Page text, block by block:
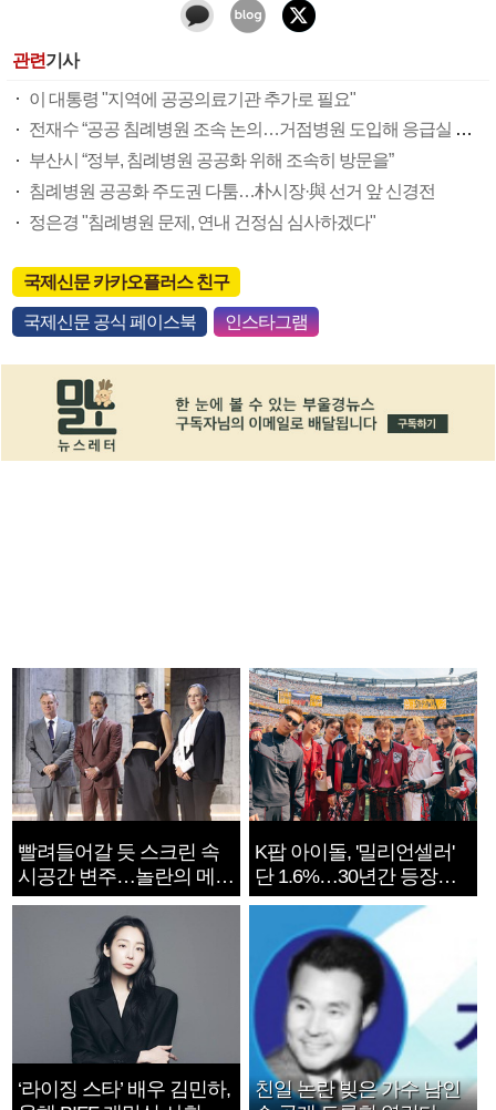
관련기사
이 대통령 "지역에 공공의료기관 추가로 필요"
전재수 “공공 침례병원 조속 논의…거점병원 도입해 응급실 해소”
부산시 “정부, 침례병원 공공화 위해 조속히 방문을”
침례병원 공공화 주도권 다툼…朴시장·與 선거 앞 신경전
정은경 "침례병원 문제, 연내 건정심 심사하겠다"
국제신문 카카오플러스 친구
국제신문 공식 페이스북 인스타그램
빨려들어갈 듯 스크린 속
시공간 변주…놀란의 메시
지는 ‘전쟁 속죄’
K팝 아이돌, '밀리언셀러'
단 1.6%…30년간 등장
1182개팀 전수조사
‘라이징 스타’ 배우 김민하,
친일 논란 빚은 가수 남인